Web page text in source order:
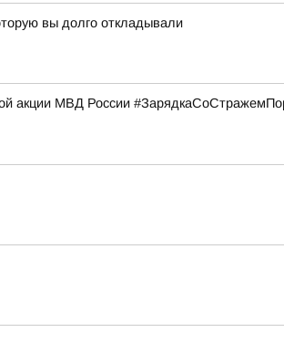
вы долго откладывали
акции МВД России